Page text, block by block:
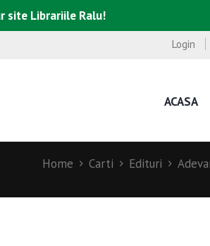
site Librariile Ralu!
Login
ACASA
Home Carti Edituri